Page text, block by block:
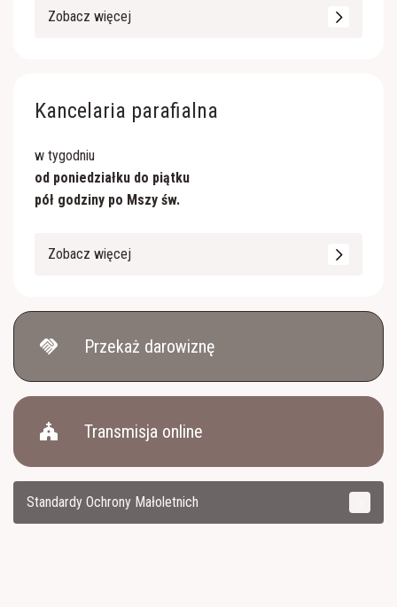
Zobacz więcej
Kancelaria parafialna
w tygodniu
od poniedziałku do piątku
pół godziny po Mszy św.
Zobacz więcej
handshake Przekaż darowiznę
church Transmisja online
Standardy Ochrony Małoletnich